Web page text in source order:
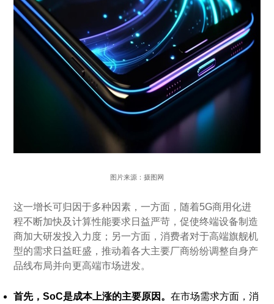
图片来源：摄图网
这一增长可归因于多种因素，一方面，随着5G商用化进
程不断加快及计算性能要求日益严苛，促使终端设备制造
商加大研发投入力度；另一方面，消费者对于高端旗舰机
型的需求日益旺盛，推动着各大主要厂商纷纷调整自身产
品线布局并向更高端市场进发。
首先，SoC是成本上涨的主要原因。在市场需求方面，消